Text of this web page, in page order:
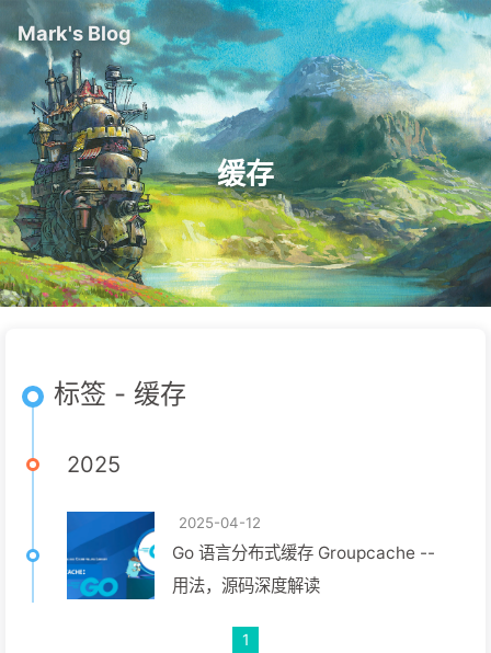
Mark's Blog
缓存
标签 - 缓存
2025
2025-04-12
Go 语言分布式缓存 Groupcache --
用法，源码深度解读
1